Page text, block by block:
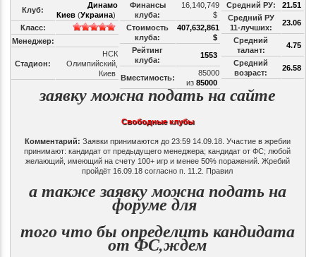
Клуб:
Динамо
Киев(Украина)
Класс:
Менеджер:
Стадион:
НСК
Олимпийский,
Киев
Финансы
клуба:
16,140,749
$
Стоимость
клуба:
407,632,861
$
Рейтинг
клуба:
1553
Вместимость:
85000
из 85000
Средний РУ:
21.51
Средний РУ
11-лучших:
23.06
Средний
талант:
4.75
Средний
возраст:
26.58
заявку можна подать на сайте
Свободные клубы
Комментарий: Заявки принимаются до 23:59 14.09.18. Участие в жребии
принимают: кандидат от предыдущего менеджера; кандидат от ФС; любой
желающий, имеющий на счету 100+ игр и менее 50% поражений. Жребий
пройдёт 16.09.18 согласно п. 11.2. Правил
а также заявку можна подать на
форуме для
того что бы определить кандидата
от ФС,ждем